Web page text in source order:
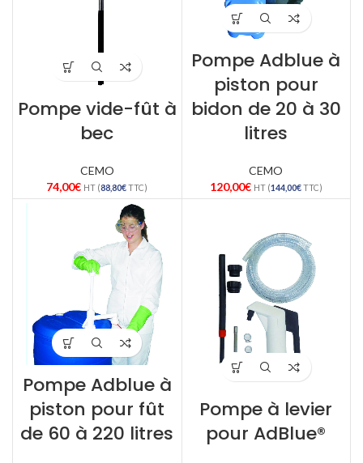
Pompe vide-fût à
bec
CEMO
74,00€ HT (88,80€TTC)
Pompe Adblue à
piston pour
bidon de 20 à 30
litres
CEMO
120,00€ HT (144,00€TTC)
Pompe Adblue à
piston pour fût
de 60 à 220 litres
Pompe à levier
pour AdBlue®